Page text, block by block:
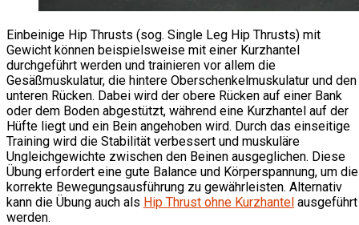
Einbeinige Hip Thrusts (sog. Single Leg Hip Thrusts) mit
Gewicht können beispielsweise mit einer Kurzhantel
durchgeführt werden und trainieren vor allem die
Gesäßmuskulatur, die hintere Oberschenkelmuskulatur und den
unteren Rücken. Dabei wird der obere Rücken auf einer Bank
oder dem Boden abgestützt, während eine Kurzhantel auf der
Hüfte liegt und ein Bein angehoben wird. Durch das einseitige
Training wird die Stabilität verbessert und muskuläre
Ungleichgewichte zwischen den Beinen ausgeglichen. Diese
Übung erfordert eine gute Balance und Körperspannung, um die
korrekte Bewegungsausführung zu gewährleisten. Alternativ
kann die Übung auch als Hip Thrust ohne Kurzhantel ausgeführt
werden.